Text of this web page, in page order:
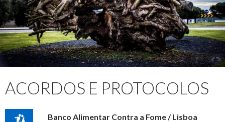
ACORDOS E PROTOCOLOS
Banco Alimentar Contra a Fome / Lisboa